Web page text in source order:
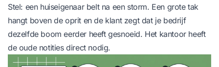
Stel: een huiseigenaar belt na een storm. Een grote tak
hangt boven de oprit en de klant zegt dat je bedrijf
dezelfde boom eerder heeft gesnoeid. Het kantoor heeft
de oude notities direct nodig.